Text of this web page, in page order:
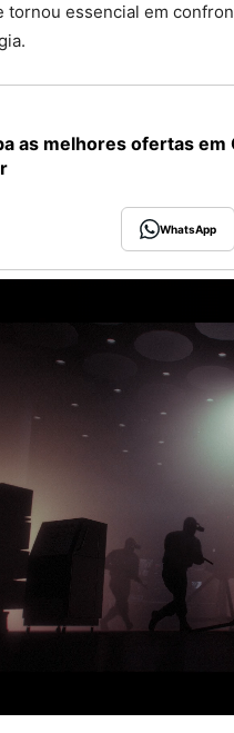
tornou essencial em
as melhores ofertas em
WhatsApp